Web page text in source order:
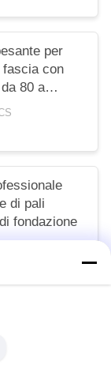
per
fascia con
80 a
di fascia
linee di
di pali
fondazione